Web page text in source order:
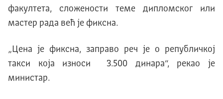
факултета, сложености теме дипломског или
мастер рада већ је фиксна.
„Цена је фиксна, заправо реч је о републичкој
такси која износи 3.500 динара“, рекао је
министар.